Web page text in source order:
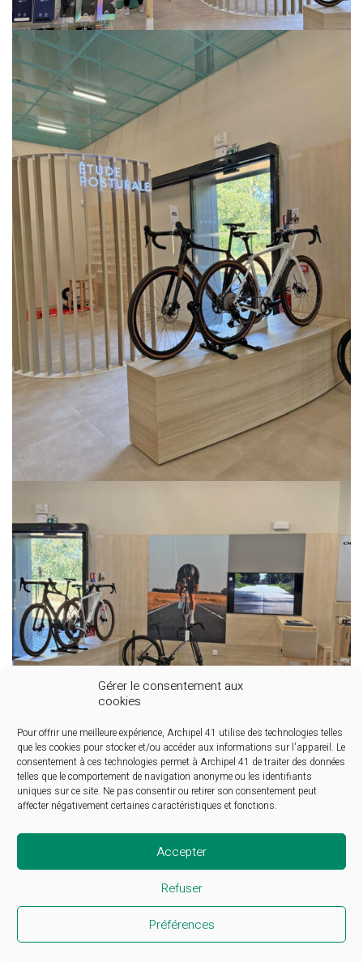
Gérer le consentement aux
cookies
Pour offrir une meilleure expérience, Archipel 41 utilise des technologies telles
que les cookies pour stocker et/ou accéder aux informations sur l'appareil. Le
consentement à ces technologies permet à Archipel 41 de traiter des données
telles que le comportement de navigation anonyme ou les identifiants
uniques sur ce site. Ne pas consentir ou retirer son consentement peut
affecter négativement certaines caractéristiques et fonctions.
Accepter
Refuser
Préférences
Facebook Instagram LinkedIn
© Copyright 2025. All Rights Reserved